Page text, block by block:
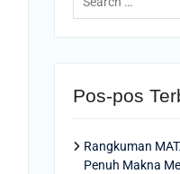
for:
Pos-pos
Rangkuman
Penuh Makna